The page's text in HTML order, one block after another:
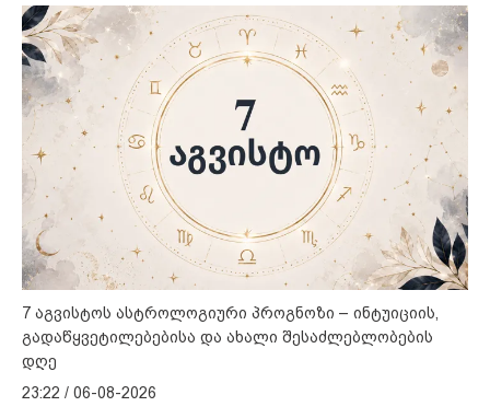
7 აგვისტოს ასტროლოგიური პროგნოზი – ინტუიციის,
გადაწყვეტილებებისა და ახალი შესაძლებლობების
დღე
23:22 / 06-08-2026